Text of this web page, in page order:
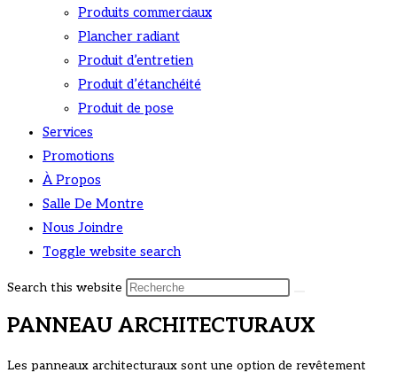
Produits commerciaux
Plancher radiant
Produit d’entretien
Produit d’étanchéité
Produit de pose
Services
Promotions
À Propos
Salle De Montre
Nous Joindre
Toggle website search
Search this website
PANNEAU ARCHITECTURAUX
Les panneaux architecturaux sont une option de revêtement